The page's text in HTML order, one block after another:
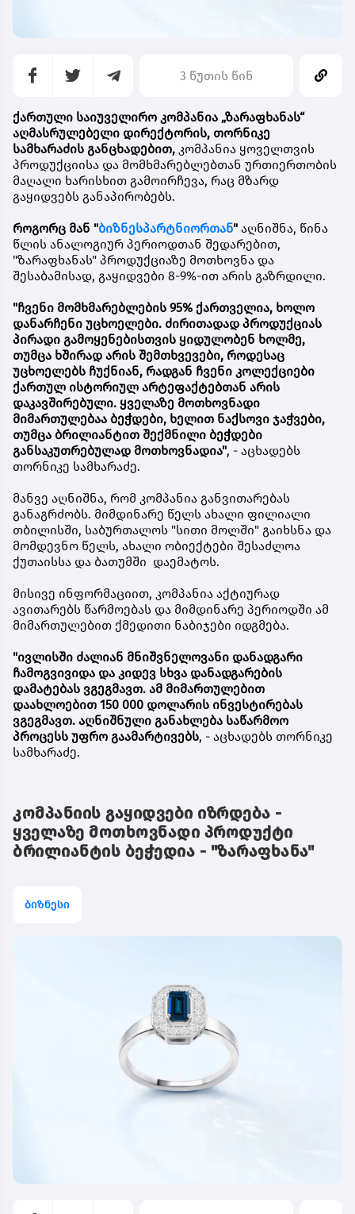
3 წუთის წინ
ქართული საიუველირო კომპანია „ზარაფხანას“
აღმასრულებელი დირექტორის, თორნიკე
სამხარაძის განცხადებით, კომპანია ყოველთვის
პროდუქციისა და მომხმარებლებთან ურთიერთობის
მაღალი ხარისხით გამოირჩევა, რაც მზარდ
გაყიდვებს განაპირობებს.
როგორც მან "ბიზნესპარტნიორთან" აღნიშნა, წინა
წლის ანალოგიურ პერიოდთან შედარებით,
"ზარაფხანას" პროდუქციაზე მოთხოვნა და
შესაბამისად, გაყიდვები 8-9%-ით არის გაზრდილი.
"ჩვენი მომხმარებლების 95% ქართველია, ხოლო
დანარჩენი უცხოელები. ძირითადად პროდუქციას
პირადი გამოყენებისთვის ყიდულობენ ხოლმე,
თუმცა ხშირად არის შემთხვევები, როდესაც
უცხოელებს ჩუქნიან, რადგან ჩვენი კოლექციები
ქართულ ისტორიულ არტეფაქტებთან არის
დაკავშირებული. ყველაზე მოთხოვნადი
მიმართულებაა ბეჭდები, ხელით ნაქსოვი ჯაჭვები,
თუმცა ბრილიანტით შექმნილი ბეჭდები
განსაკუთრებულად მოთხოვნადია", - აცხადებს
თორნიკე სამხარაძე.
მანვე აღნიშნა, რომ კომპანია განვითარებას
განაგრძობს. მიმდინარე წელს ახალი ფილიალი
თბილისში, საბურთალოს "სითი მოლში" გაიხსნა და
მომდევნო წელს, ახალი ობიექტები შესაძლოა
ქუთაისსა და ბათუმში დაემატოს.
მისივე ინფორმაციით, კომპანია აქტიურად
ავითარებს წარმოებას და მიმდინარე პერიოდში ამ
მიმართულებით ქმედითი ნაბიჯები იდგმება.
"ივლისში ძალიან მნიშვნელოვანი დანადგარი
ჩამოგვივიდა და კიდევ სხვა დანადგარების
დამატებას ვგეგმავთ. ამ მიმართულებით
დაახლოებით 150 000 დოლარის ინვესტირებას
ვგეგმავთ. აღნიშნული განახლება საწარმოო
პროცესს უფრო გაამარტივებს, - აცხადებს თორნიკე
სამხარაძე.
კომპანიის გაყიდვები იზრდება -
ყველაზე მოთხოვნადი პროდუქტი
ბრილიანტის ბეჭედია - "ზარაფხანა"
ბიზნესი